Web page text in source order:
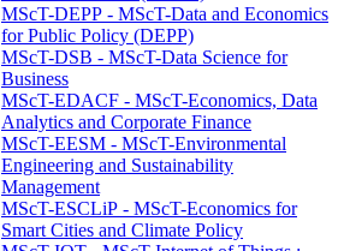
MScT-DEPP - MScT-Data and Economics
for Public Policy (DEPP)
MScT-DSB - MScT-Data Science for
Business
MScT-EDACF - MScT-Economics, Data
Analytics and Corporate Finance
MScT-EESM - MScT-Environmental
Engineering and Sustainability
Management
MScT-ESCLiP - MScT-Economics for
Smart Cities and Climate Policy